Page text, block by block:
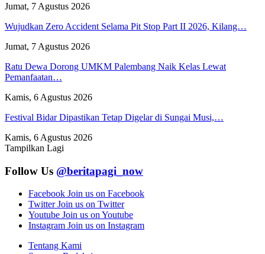
Jumat, 7 Agustus 2026
Wujudkan Zero Accident Selama Pit Stop Part II 2026, Kilang…
Jumat, 7 Agustus 2026
Ratu Dewa Dorong UMKM Palembang Naik Kelas Lewat
Pemanfaatan…
Kamis, 6 Agustus 2026
Festival Bidar Dipastikan Tetap Digelar di Sungai Musi,…
Kamis, 6 Agustus 2026
Tampilkan Lagi
Follow Us @beritapagi_now
Facebook Join us on Facebook
Twitter Join us on Twitter
Youtube Join us on Youtube
Instagram Join us on Instagram
Tentang Kami